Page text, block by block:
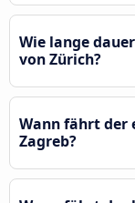
Wie lange
von Zürich?
Wann fährt der
Zagreb?